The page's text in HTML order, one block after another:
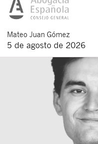
Mateo Juan Gómez
5 de agosto de 2026